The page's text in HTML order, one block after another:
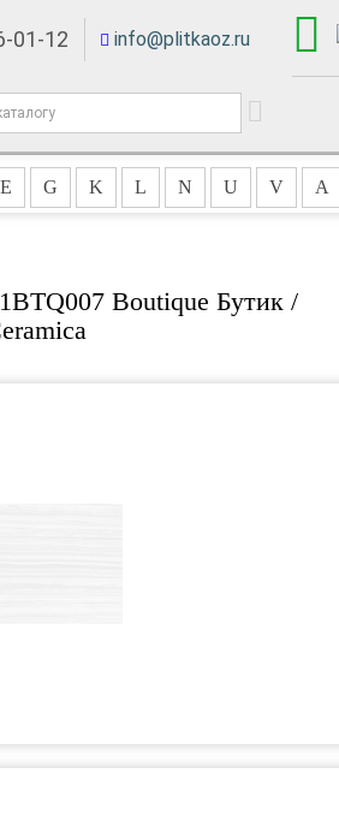
01-12 info@plitkaoz.ru
E G K L N U V А
Boutique Бутик /